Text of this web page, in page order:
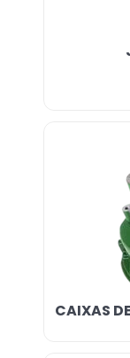
CAIXAS